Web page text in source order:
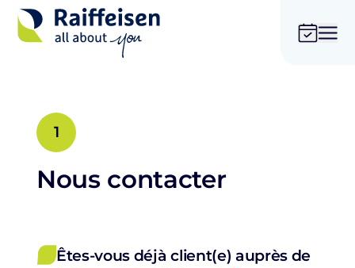
1
Nous contacter
Êtes-vous déjà client(e) auprès de